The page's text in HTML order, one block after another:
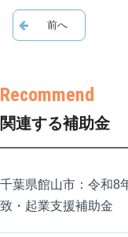
関連する補助金
千葉県館山市：令和8
致・起業支援補助金